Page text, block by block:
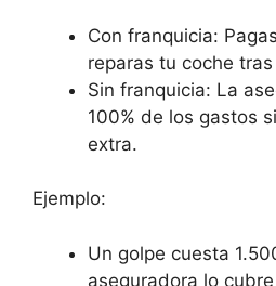
Con franquicia:
reparas tu coche
Sin franquicia: La
100% de los gastos
extra.
Ejemplo:
Un golpe cuesta
aseguradora lo